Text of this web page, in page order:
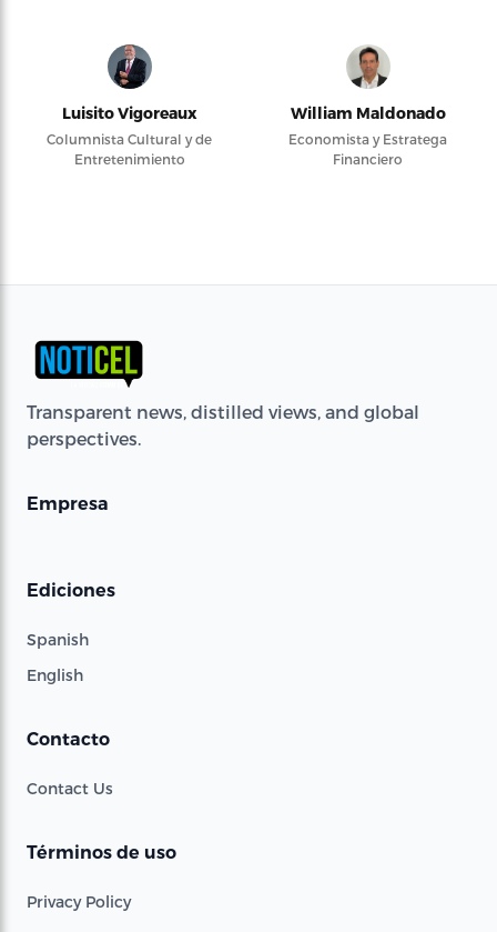
Luisito Vigoreaux
Columnista Cultural y de
Entretenimiento
William Maldonado
Economista y Estratega
Financiero
Transparent news, distilled views, and global
perspectives.
Empresa
Ediciones
Spanish
English
Contacto
Contact Us
Términos de uso
Privacy Policy